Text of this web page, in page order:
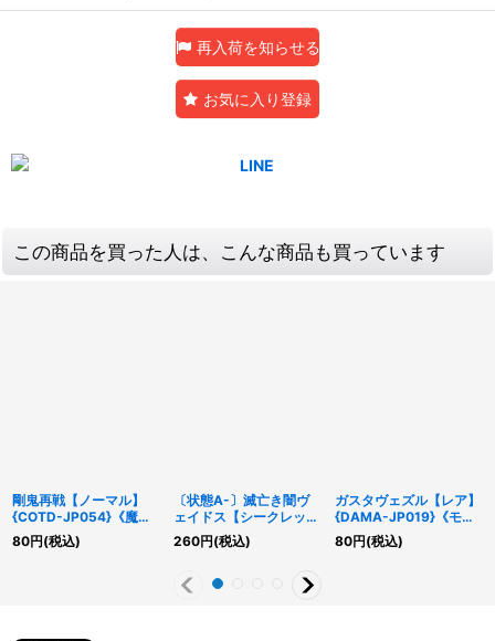
再入荷を知らせる
お気に入り登録
この商品を買った人は、こんな商品も買っています
剛鬼再戦【ノーマル】
{COTD-JP054}《魔
法》
80円(税込)
〔状態A-〕滅亡き闇ヴ
ェイドス【シークレッ
ト】{WPP5-JP034}
《融合》
260円(税込)
ガスタヴェズル【レア】
{DAMA-JP019}《モン
スター》
80円(税込)